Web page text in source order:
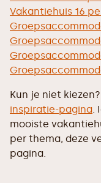
Vakantiehuis 16
Kun je niet
inspiratie-pagina.
mooiste
per thema, deze
pagina.